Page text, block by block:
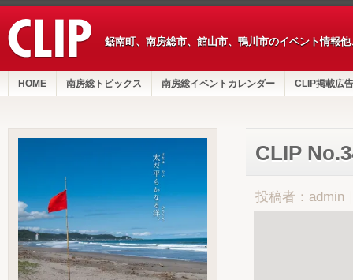
鋸南町、南房総市、館山市、鴨川市のイベント情報
HOME 南房総トピックス 南房総イベントカレンダー CLIP掲載広告
CLIP
投稿者：admin